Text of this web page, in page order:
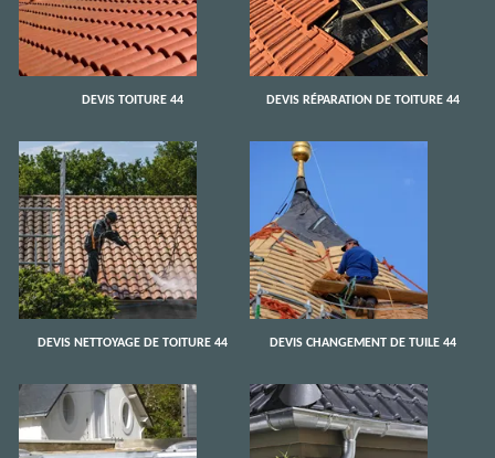
DEVIS TOITURE 44 DEVIS RÉPARATION DE TOITURE 44
DEVIS NETTOYAGE DE TOITURE 44 DEVIS CHANGEMENT DE TUILE 44